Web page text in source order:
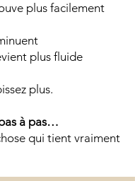
plus facilement
plus fluide
plus.
à pas…
qui tient vraiment